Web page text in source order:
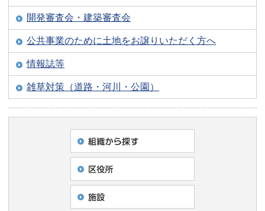
開発審査会・建築審査会
公共事業のために土地をお譲りいただく方へ
情報誌等
雑草対策（道路・河川・公園）